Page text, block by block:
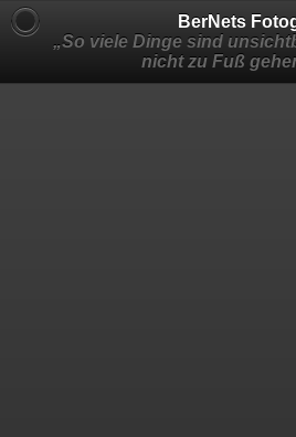
BerNets
„So viele Dinge sind
nicht zu Fuß